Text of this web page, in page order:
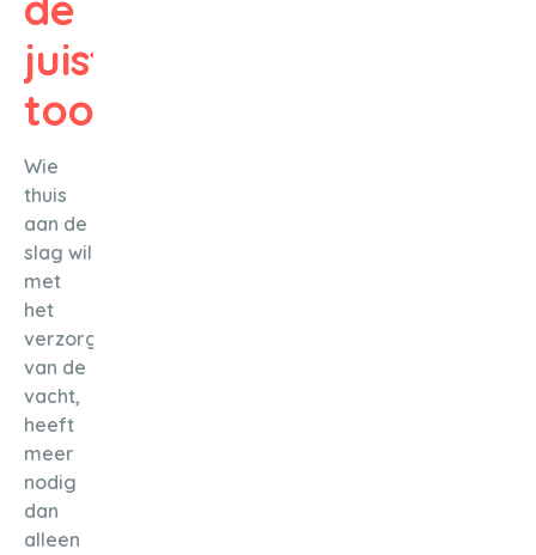
juiste
tools
Wie
thuis
aan de
slag wil
met
het
verzorgen
van de
vacht,
heeft
meer
nodig
dan
alleen